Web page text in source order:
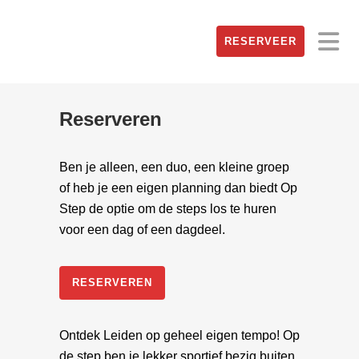
RESERVEER
Reserveren
Ben je alleen, een duo, een kleine groep
of heb je een eigen planning dan biedt Op
Step de optie om de steps los te huren
voor een dag of een dagdeel.
RESERVEREN
Ontdek Leiden op geheel eigen tempo! Op
de step ben je lekker sportief bezig buiten